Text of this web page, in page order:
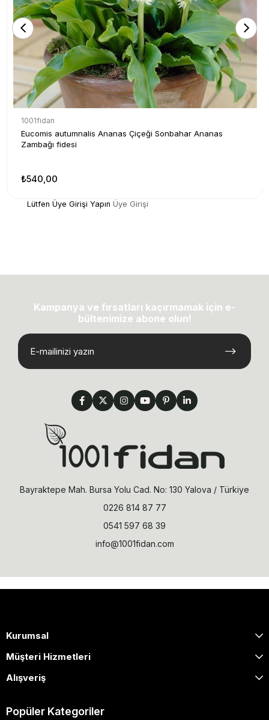
1001fidan
Eucomis autumnalis Ananas Çiçeği Sonbahar Ananas
Zambağı fidesi
₺540,00
Lütfen Üye Girişi Yapın Üye Girişi
Kampanya ve fırsatları kaçırmamak için e-
bültenimize abone olun!
Bayraktepe Mah. Bursa Yolu Cad. No: 130 Yalova / Türkiye
0226 814 87 77
0541 597 68 39
info@1001fidan.com
Kurumsal
Müşteri Hizmetleri
Alışveriş
Popüler Kategoriler